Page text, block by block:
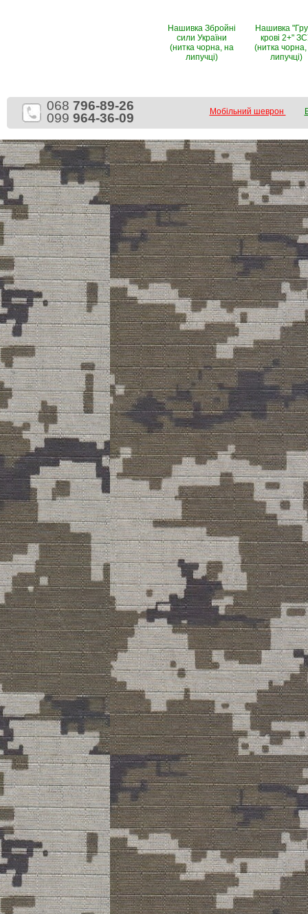
Нашивка Збройні
сили України
(нитка чорна, на
липучці)
Нашивка
крові 2+"
(нитка
липучці)
068 796-89-26
099 964-36-09 Мобільний шеврон